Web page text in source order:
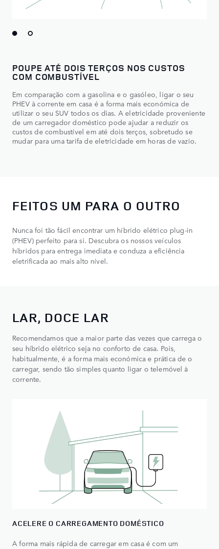
POUPE ATÉ DOIS TERÇOS NOS CUSTOS
COM COMBUSTÍVEL
Em comparação com a gasolina e o gasóleo, ligar o seu
PHEV à corrente em casa é a forma mais económica de
utilizar o seu SUV todos os dias. A eletricidade proveniente
de um carregador doméstico pode ajudar a reduzir os
custos de combustível em até dois terços, sobretudo se
mudar para uma tarifa de eletricidade em horas de vazio.
FEITOS UM PARA O OUTRO​
Nunca foi tão fácil encontrar um híbrido elétrico plug-in
(PHEV) perfeito para si. Descubra os nossos veículos
híbridos para entrega imediata e conduza a eficiência
eletrificada ao mais alto nível.
LAR, DOCE LAR
Recomendamos que a maior parte das vezes que carrega o
seu híbrido elétrico seja no conforto de casa. Pois,
habitualmente, é a forma mais económica e prática de o
carregar, sendo tão simples quanto ligar o telemóvel à
corrente.
ACELERE O CARREGAMENTO DOMÉSTICO​
A forma mais rápida de carregar em casa é com um